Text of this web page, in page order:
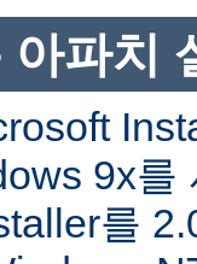
파치
9x
를